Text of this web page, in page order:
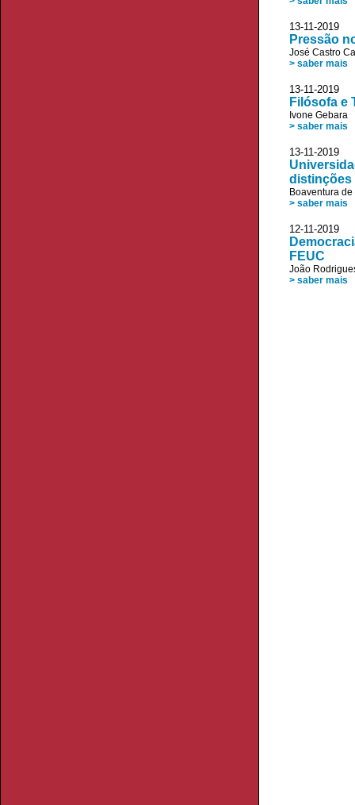
13-11-
Pressão
José Castro
> saber mais
13-11-
Filósofa e
Ivone Gebara
> saber mais
13-11-
distinções
Boaventura
> saber mais
12-11-2019
FEUC
João
> saber mais